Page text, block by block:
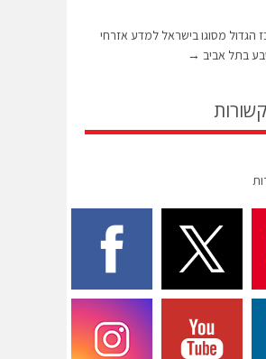
הגדול מסוגו בישראל למדע אזרחי
בתל אביב →